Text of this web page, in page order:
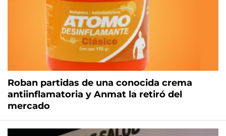
Roban partidas de una conocida crema
antiinflamatoria y Anmat la retiró del
mercado